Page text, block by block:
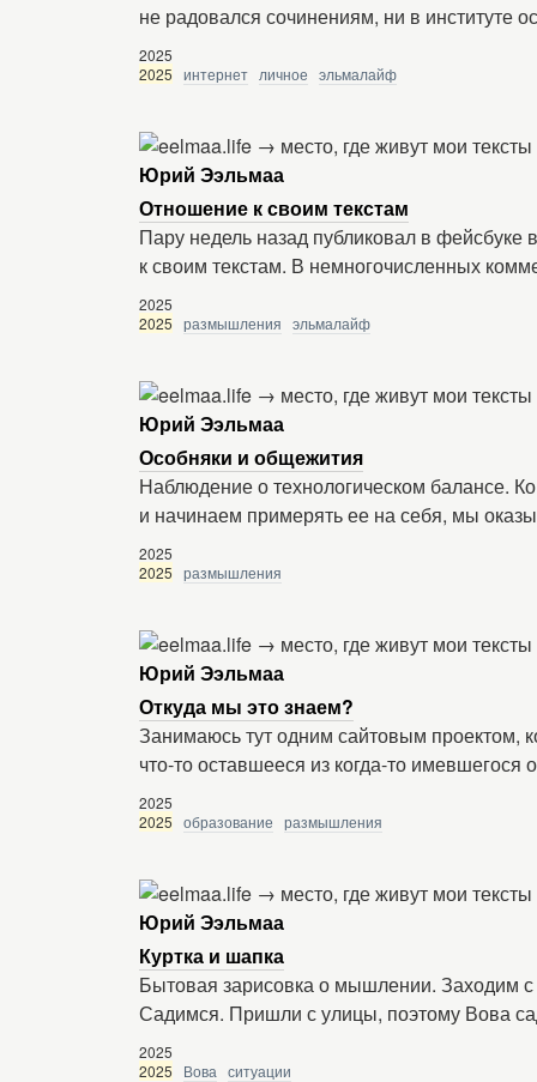
не радовался сочинениям, ни в институте
2025
2025 интернет личное эльмалайф
Юрий Ээльмаа
Отношение к своим текстам
Пару недель назад публиковал в
к своим текстам. В немногочисленных
2025
2025 размышления эльмалайф
Юрий Ээльмаа
Особняки и общежития
Наблюдение о технологическом балансе.
и начинаем примерять ее на себя, мы
2025
2025 размышления
Юрий Ээльмаа
Откуда мы это знаем?
Занимаюсь тут одним сайтовым проектом,
что-то оставшееся из когда-то имевшегося
2025
2025 образование размышления
Юрий Ээльмаа
Куртка и шапка
Бытовая зарисовка о мышлении. Заходим
Садимся. Пришли с улицы, поэтому Вова
2025
2025
Вова ситуации